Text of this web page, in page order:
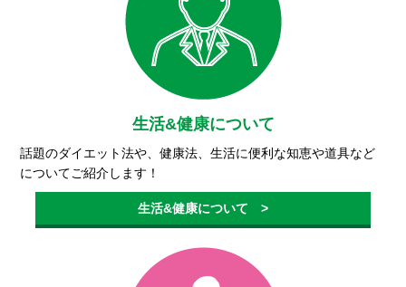
生活&健康について
話題のダイエット法や、健康法、生活に便利な知恵や道具など
についてご紹介します！
生活&健康について >